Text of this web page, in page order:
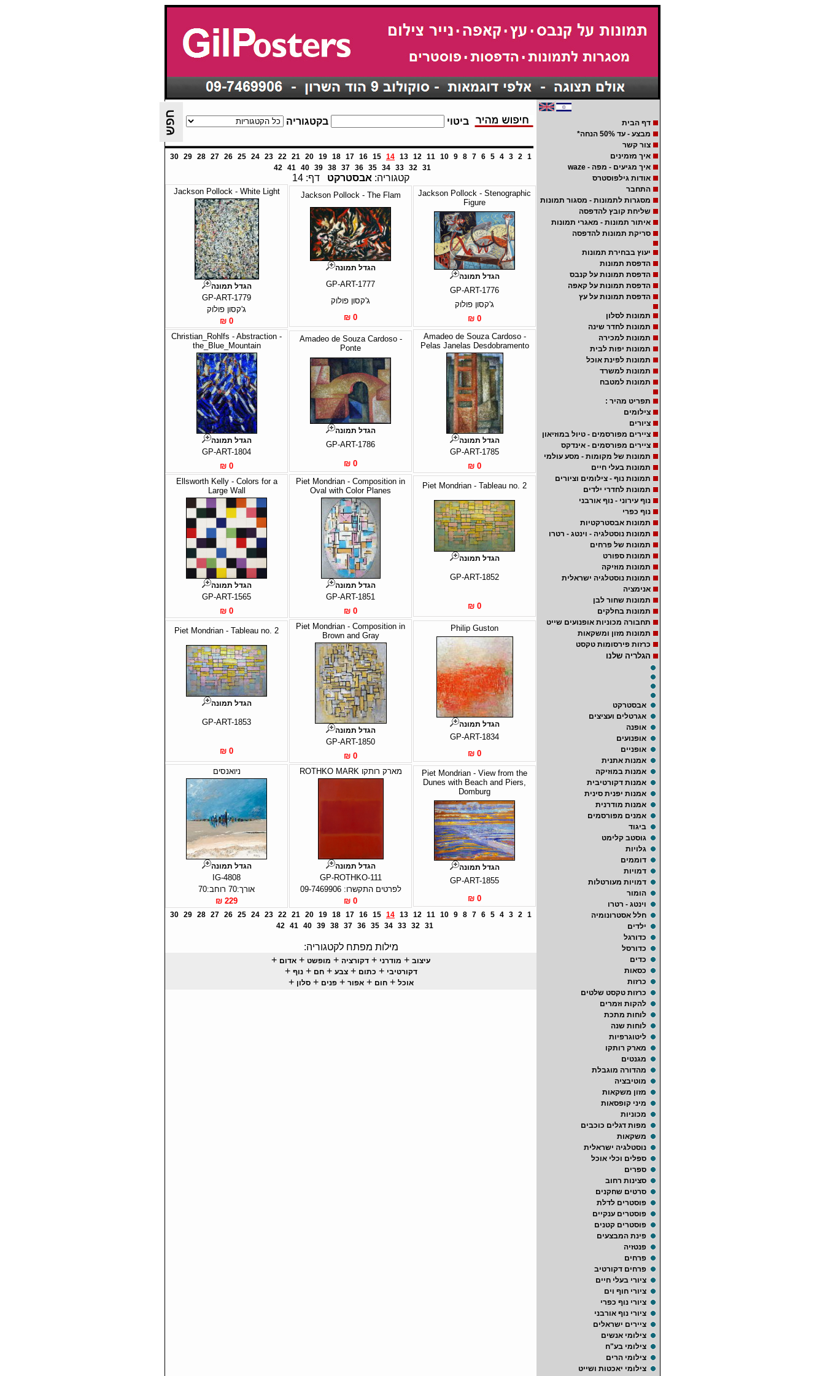
דף הבית
מבצע - עד 50% הנחה*
צור קשר
איך מזמינים
איך מגיעים - מפה - waze
אודות גילפוסטרס
התחבר
מסגרות לתמונות - מסגור תמונות
שליחת קובץ להדפסה
איתור תמונות - מאגרי תמונות
סריקת תמונות להדפסה
יעוץ בבחירת תמונות
הדפסת תמונות
הדפסת תמונות על קנבס
הדפסת תמונות על קאפה
הדפסת תמונות על עץ
תמונות לסלון
תמונות לחדר שינה
תמונות למכירה
תמונות יפות לבית
תמונות לפינת אוכל
תמונות למשרד
תמונות למטבח
תפריט מהיר :
צילומים
ציורים
ציירים מפורסמים - טיול במוזיאון
ציירים מפורסמים - אינדקס
תמונות של מקומות - מסע עולמי
תמונות בעלי חיים
תמונות נוף - צילומים וציורים
תמונות לחדרי ילדים
נוף עירוני - נוף אורבני
נוף כפרי
תמונות אבסטרקטיות
תמונות נוסטלגיה - וינטג - רטרו
תמונות של פרחים
תמונות ספורט
תמונות מוזיקה
תמונות נוסטלגיה ישראלית
אנימציה
תמונות שחור לבן
תמונות בחלקים
תחבורה מכוניות אופנועים שייט
תמונות מזון ומשקאות
כרזות פירסומות טקסט
הגלריה שלנו
אבסטרקט
אגרטלים ועציצים
אופנה
אופנועים
אופניים
אמנות אתנית
אמנות במוזיקה
אמנות דקורטיבית
אמנות יפנית סינית
אמנות מודרנית
אמנים מפורסמים
ביגוד
גוסטב קלימט
גלויות
דוממים
דמויות
דמויות מעורטלות
הומור
וינטג - רטרו
חלל אסטרונומיה
ילדים
כדורגל
כדורסל
כדים
כסאות
כרזות
כרזות טקסט שלטים
להקות וזמרים
לוחות מתכת
לוחות שנה
ליטוגרפיות
מארק רותקו
מגנטים
מהדורה מוגבלת
מוטיבציה
מזון משקאות
מיני קופסאות
מכוניות
מפות דגלים כוכבים
משקאות
נוסטלגיה ישראלית
ספלים וכלי אוכל
ספרים
סצינות רחוב
סרטים שחקנים
פוסטרים לדלת
פוסטרים ענקיים
פוסטרים קטנים
פינת המבצעים
פנטזיה
פרחים
פרחים דקורטיב
ציורי בעלי חיים
ציורי חוף וים
ציורי נוף כפרי
ציורי נוף אורבני
ציירים ישראלים
צילומי אנשים
צילומי בע"ח
צילומי הרים
צילומי יאכטות ושייט
ביטוי בקטגוריה
1
2
3
4
5
6
7
8
9
10
11
12
13
14
15
16
17
18
19
20
21
22
23
24
25
26
27
28
29
30
31
32
33
34
35
36
37
38
39
40
41
42
קטגוריה: אבסטרקט דף: 14
Jackson Pollock - Stenographic
Figure
הגדל תמונה
GP-ART-1776
ג'קסון פולוק
0 ₪
Jackson Pollock - The Flam
הגדל תמונה
GP-ART-1777
ג'קסון פולוק
0 ₪
Jackson Pollock - White Light
הגדל תמונה
GP-ART-1779
ג'קסון פולוק
0 ₪
Amadeo de Souza Cardoso -
Pelas Janelas Desdobramento
הגדל תמונה
GP-ART-1785
0 ₪
Amadeo de Souza Cardoso -
Ponte
הגדל תמונה
GP-ART-1786
0 ₪
Christian_Rohlfs - Abstraction -
the_Blue_Mountain
הגדל תמונה
GP-ART-1804
0 ₪
Piet Mondrian - Tableau no. 2
הגדל תמונה
GP-ART-1852
0 ₪
Piet Mondrian - Composition in
Oval with Color Planes
הגדל תמונה
GP-ART-1851
0 ₪
Ellsworth Kelly - Colors for a
Large Wall
הגדל תמונה
GP-ART-1565
0 ₪
Philip Guston
הגדל תמונה
GP-ART-1834
0 ₪
Piet Mondrian - Composition in
Brown and Gray
הגדל תמונה
GP-ART-1850
0 ₪
Piet Mondrian - Tableau no. 2
הגדל תמונה
GP-ART-1853
0 ₪
Piet Mondrian - View from the
Dunes with Beach and Piers,
Domburg
הגדל תמונה
GP-ART-1855
0 ₪
מארק רותקו ROTHKO MARK
הגדל תמונה
GP-ROTHKO-111
לפרטים התקשרו: 09-7469906
0 ₪
ניואנסים
הגדל תמונה
IG-4808
אורך:70 רוחב:70
229 ₪
1
2
3
4
5
6
7
8
9
10
11
12
13
14
15
16
17
18
19
20
21
22
23
24
25
26
27
28
29
30
31
32
33
34
35
36
37
38
39
40
41
42
מילות מפתח לקטגוריה:
עיצוב + מודרני + דקורציה + מופשט + אדום +
דקורטיבי + כתום +צבע +חם +נוף +
אוכל +חום +אפור +פנים +סלון +